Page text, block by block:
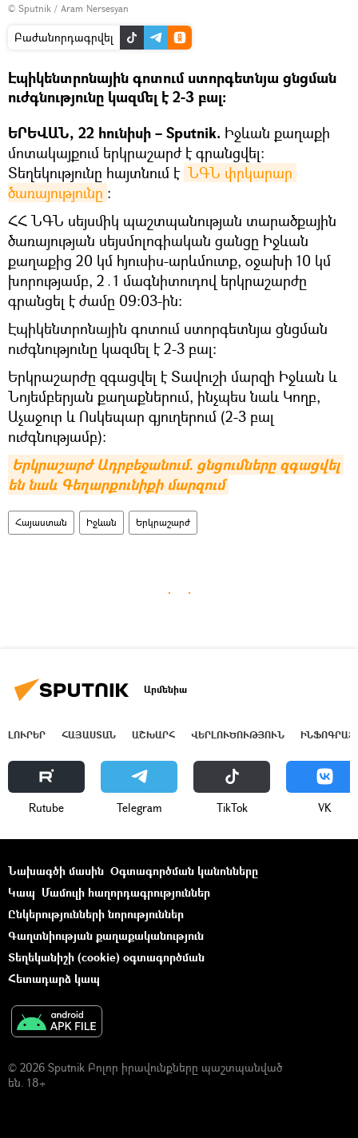
© Sputnik / Aram Nersesyan
Բաժանորդագրվել
Էպիկենտրոնային գոտում ստորգետնյա ցնցման
ուժգնությունը կազմել է 2-3 բալ:
ԵՐԵՎԱՆ, 22 հունիսի – Sputnik. Իջևան քաղաքի
մոտակայքում երկրաշարժ է գրանցվել։
Տեղեկությունը հայտնում է ՆԳՆ փրկարար
ծառայությունը ։
ՀՀ ՆԳՆ սեյսմիկ պաշտպանության տարածքային
ծառայության սեյսմոլոգիական ցանցը Իջևան
քաղաքից 20 կմ հյուսիս-արևմուտք, օջախի 10 կմ
խորությամբ, 2․1 մագնիտուդով երկրաշարժը
գրանցել է ժամը 09:03-ին։
Էպիկենտրոնային գոտում ստորգետնյա ցնցման
ուժգնությունը կազմել է 2-3 բալ:
Երկրաշարժը զգացվել է Տավուշի մարզի Իջևան և
Նոյեմբերյան քաղաքներում, ինչպես նաև Կողբ,
Աչաջուր և Ոսկեպար գյուղերում (2-3 բալ
ուժգնությամբ):
Երկրաշարժ Ադրբեջանում. ցնցումները զգացվել
են նաև Գեղարքունիքի մարզում
Հայաստան Իջևան Երկրաշարժ
Արմենիա
ԼՈՒՐԵՐ ՀԱՅԱՍՏԱՆ ԱՇԽԱՐՀ ՎԵՐԼՈՒԾՈՒԹՅՈՒՆ
Rutube Telegram ТikТоk VK
Նախագծի մասին Օգտագործման կանոնները
Կապ Մամուլի հաղորդագրություններ
Ընկերությունների նորություններ
Գաղտնիության քաղաքականություն
Տեղեկանիշի (cookie) օգտագործման
Հետադարձ կապ
© 2026 Sputnik Բոլոր իրավունքները պաշտպանված
են. 18+